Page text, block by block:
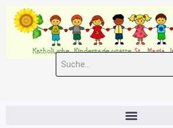
Zum
Inhalt
springen
Suche